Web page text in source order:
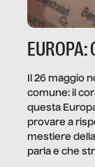
EUROPA:
Il 26 maggio
comune: il
questa
provare a
mestiere
parla e che